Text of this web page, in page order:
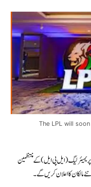
The LPL will
لیگ (ایل پی ایل) کے منتظمین
مالکان کا اعلان کریں گے۔